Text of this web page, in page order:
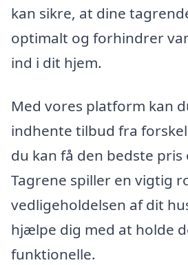
kan sikre, at dine
optimalt og forhindrer
ind i dit hjem.
Med vores platform kan
indhente tilbud fra
du kan få den bedste pris
Tagrene spiller en vigtig
vedligeholdelsen af dit
hjælpe dig med at holde
funktionelle.